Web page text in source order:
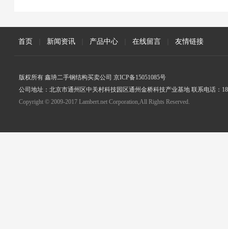
首页 新闻资讯 产品中心 在线留言 友情链接
版权所有 鑫珘二手钢结构买卖公司 京ICP备15051085号
公司地址：北京市通州区中关村科技园区通州金桥科技产业基地 联系电话：
Copyright © 2009-2017 Lambert.net Corporation,All Rights Reserved.